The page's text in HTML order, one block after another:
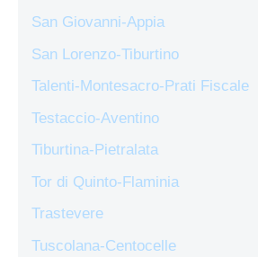
San Giovanni-Appia
San Lorenzo-Tiburtino
Talenti-Montesacro-Prati Fiscale
Testaccio-Aventino
Tiburtina-Pietralata
Tor di Quinto-Flaminia
Trastevere
Tuscolana-Centocelle